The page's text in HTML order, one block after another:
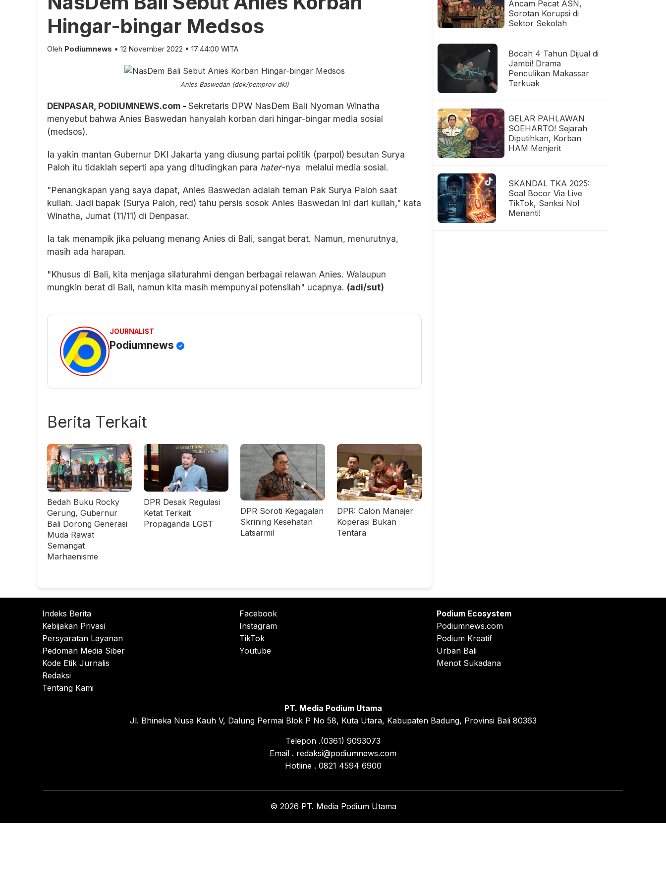
Hingar-bingar Medsos
Oleh Podiumnews • 12 November 2022 • 17:44:00 WITA
Anies Baswedan (dok/pemprov_dki)
DENPASAR, PODIUMNEWS.com - Sekretaris DPW NasDem Bali Nyoman Winatha
menyebut bahwa Anies Baswedan hanyalah korban dari hingar-bingar media sosial
(medsos).
Ia yakin mantan Gubernur DKI Jakarta yang diusung partai politik (parpol) besutan Surya
Paloh itu tidaklah seperti apa yang ditudingkan para hater-nya melalui media sosial.
"Penangkapan yang saya dapat, Anies Baswedan adalah teman Pak Surya Paloh saat
kuliah. Jadi bapak (Surya Paloh, red) tahu persis sosok Anies Baswedan ini dari kuliah," kata
Winatha, Jumat (11/11) di Denpasar.
Ia tak menampik jika peluang menang Anies di Bali, sangat berat. Namun, menurutnya,
masih ada harapan.
"Khusus di Bali, kita menjaga silaturahmi dengan berbagai relawan Anies. Walaupun
mungkin berat di Bali, namun kita masih mempunyai potensilah" ucapnya. (adi/sut)
JOURNALIST
Podiumnews
Berita Terkait
Bedah Buku Rocky
Gerung, Gubernur
Bali Dorong Generasi
Muda Rawat
Semangat
Marhaenisme
DPR Desak Regulasi
Ketat Terkait
Propaganda LGBT
DPR Soroti Kegagalan
Skrining Kesehatan
Latsarmil
DPR: Calon Manajer
Koperasi Bukan
Tentara
Ancam Pecat ASN,
Sorotan Korupsi di
Sektor Sekolah
Bocah 4 Tahun Dijual di
Jambi! Drama
Penculikan Makassar
Terkuak
GELAR PAHLAWAN
SOEHARTO! Sejarah
Diputihkan, Korban
HAM Menjerit
SKANDAL TKA 2025:
Soal Bocor Via Live
TikTok, Sanksi Nol
Menanti!
Indeks Berita
Kebijakan Privasi
Persyaratan Layanan
Pedoman Media Siber
Kode Etik Jurnalis
Redaksi
Tentang Kami
Facebook
Instagram
TikTok
Youtube
Podium Ecosystem
Podiumnews.com
Podium Kreatif
Urban Bali
Menot Sukadana
PT. Media Podium Utama
Jl. Bhineka Nusa Kauh V, Dalung Permai Blok P No 58, Kuta Utara, Kabupaten Badung, Provinsi Bali 80363
Telepon .(0361) 9093073
Email . redaksi@podiumnews.com
Hotline . 0821 4594 6900
© 2026 PT. Media Podium Utama